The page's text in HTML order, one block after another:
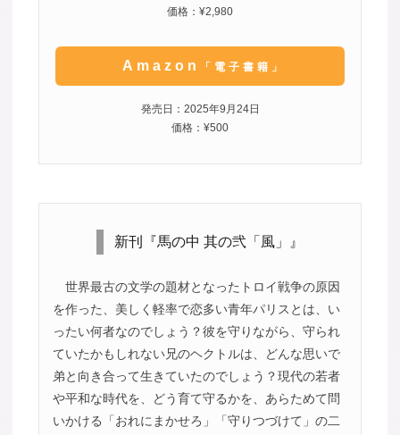
価格：¥2,980
Amazon 「電子書籍」
発売日：2025年9月24日
価格：¥500
新刊『馬の中 其の弐「風」』
世界最古の文学の題材となったトロイ戦争の原因
を作った、美しく軽率で恋多い青年パリスとは、い
ったい何者なのでしょう？彼を守りながら、守られ
ていたかもしれない兄のヘクトルは、どんな思いで
弟と向き合って生きていたのでしょう？現代の若者
や平和な時代を、どう育て守るかを、あらためて問
いかける「おれにまかせろ」「守りつづけて」の二